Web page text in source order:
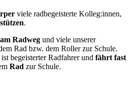
viele radbegeisterte Kolleg:innen,
.
Radweg und viele unserer
Rad bzw. dem Roller zur Schule.
ist begeisterter Radfahrer und fährt fast
Rad zur Schule.